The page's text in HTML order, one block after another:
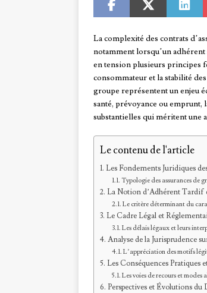
La complexité des contrats
notamment lorsqu’un
en tension plusieurs principes
consommateur et la stabilité
groupe représentent un enjeu
santé, prévoyance ou
substantielles qui méritent une
Le contenu de l'article
Les Fondements Juridiques
Typologie des assurances de
La Notion d’Adhérent Tardif
Le critère déterminant du
Le Cadre Légal et
Les délais légaux et leurs
Analyse de la Jurisprudence
L’appréciation des motifs
Les Conséquences Pratiques
Les voies de recours et
Perspectives et Évolutions du